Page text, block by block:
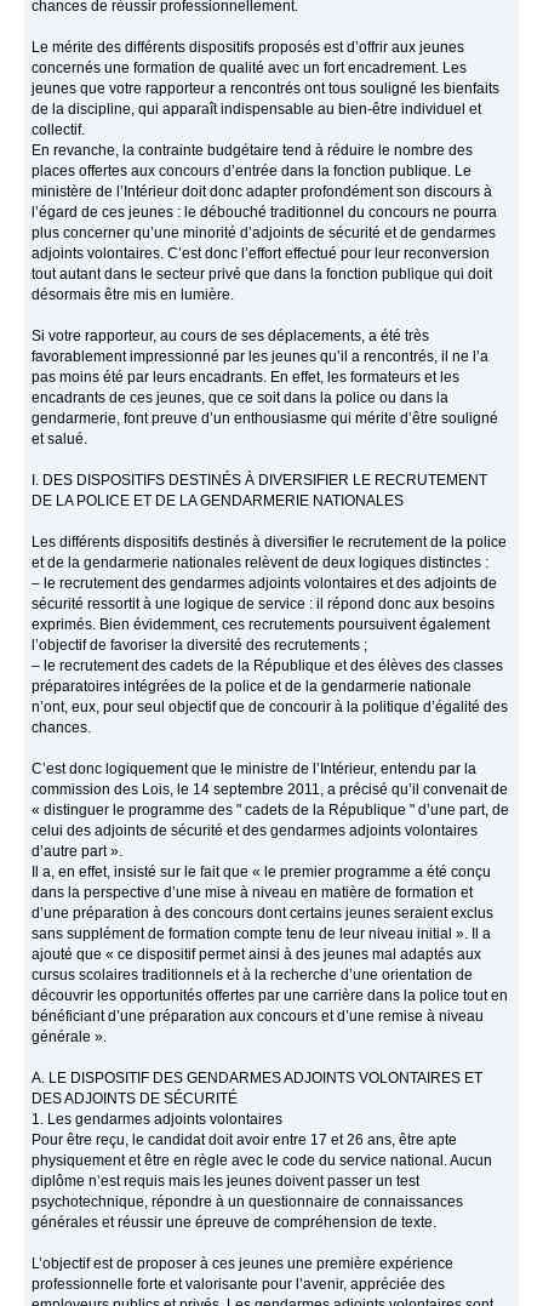
chances de réussir professionnellement.
Le mérite des différents dispositifs proposés est d’offrir aux jeunes
concernés une formation de qualité avec un fort encadrement. Les
jeunes que votre rapporteur a rencontrés ont tous souligné les bienfaits
de la discipline, qui apparaît indispensable au bien-être individuel et
collectif.
En revanche, la contrainte budgétaire tend à réduire le nombre des
places offertes aux concours d’entrée dans la fonction publique. Le
ministère de l’Intérieur doit donc adapter profondément son discours à
l’égard de ces jeunes : le débouché traditionnel du concours ne pourra
plus concerner qu’une minorité d’adjoints de sécurité et de gendarmes
adjoints volontaires. C’est donc l’effort effectué pour leur reconversion
tout autant dans le secteur privé que dans la fonction publique qui doit
désormais être mis en lumière.
Si votre rapporteur, au cours de ses déplacements, a été très
favorablement impressionné par les jeunes qu’il a rencontrés, il ne l’a
pas moins été par leurs encadrants. En effet, les formateurs et les
encadrants de ces jeunes, que ce soit dans la police ou dans la
gendarmerie, font preuve d’un enthousiasme qui mérite d’être souligné
et salué.
I. DES DISPOSITIFS DESTINÉS À DIVERSIFIER LE RECRUTEMENT
DE LA POLICE ET DE LA GENDARMERIE NATIONALES
Les différents dispositifs destinés à diversifier le recrutement de la police
et de la gendarmerie nationales relèvent de deux logiques distinctes :
– le recrutement des gendarmes adjoints volontaires et des adjoints de
sécurité ressortit à une logique de service : il répond donc aux besoins
exprimés. Bien évidemment, ces recrutements poursuivent également
l’objectif de favoriser la diversité des recrutements ;
– le recrutement des cadets de la République et des élèves des classes
préparatoires intégrées de la police et de la gendarmerie nationale
n’ont, eux, pour seul objectif que de concourir à la politique d’égalité des
chances.
C’est donc logiquement que le ministre de l’Intérieur, entendu par la
commission des Lois, le 14 septembre 2011, a précisé qu’il convenait de
« distinguer le programme des " cadets de la République " d’une part, de
celui des adjoints de sécurité et des gendarmes adjoints volontaires
d’autre part ».
Il a, en effet, insisté sur le fait que « le premier programme a été conçu
dans la perspective d’une mise à niveau en matière de formation et
d’une préparation à des concours dont certains jeunes seraient exclus
sans supplément de formation compte tenu de leur niveau initial ». Il a
ajouté que « ce dispositif permet ainsi à des jeunes mal adaptés aux
cursus scolaires traditionnels et à la recherche d’une orientation de
découvrir les opportunités offertes par une carrière dans la police tout en
bénéficiant d’une préparation aux concours et d’une remise à niveau
générale ».
A. LE DISPOSITIF DES GENDARMES ADJOINTS VOLONTAIRES ET
DES ADJOINTS DE SÉCURITÉ
1. Les gendarmes adjoints volontaires
Pour être reçu, le candidat doit avoir entre 17 et 26 ans, être apte
physiquement et être en règle avec le code du service national. Aucun
diplôme n’est requis mais les jeunes doivent passer un test
psychotechnique, répondre à un questionnaire de connaissances
générales et réussir une épreuve de compréhension de texte.
L’objectif est de proposer à ces jeunes une première expérience
professionnelle forte et valorisante pour l’avenir, appréciée des